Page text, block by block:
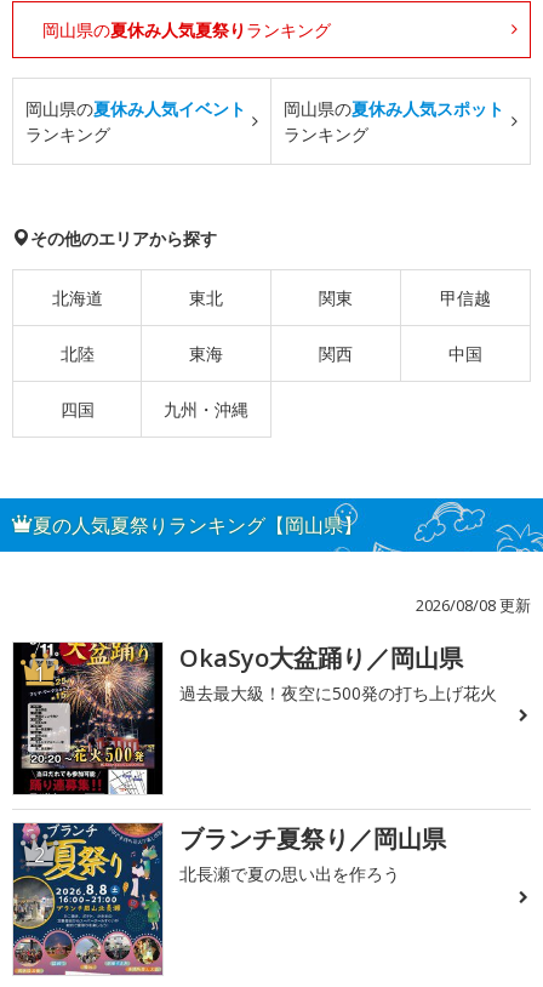
岡山県の夏休み人気夏祭り ランキング
岡山県の夏休み人気イベント
ランキング
岡山県の夏休み人気スポット
ランキング
その他のエリアから探す
北海道 東北 関東 甲信越
北陸 東海 関西 中国
四国 九州・沖縄
夏の人気夏祭りランキング【岡山県】
2026/08/08 更新
1 OkaSyo大盆踊り／岡山県
過去最大級！夜空に500発の打ち上げ花火
2 ブランチ夏祭り／岡山県
北長瀬で夏の思い出を作ろう